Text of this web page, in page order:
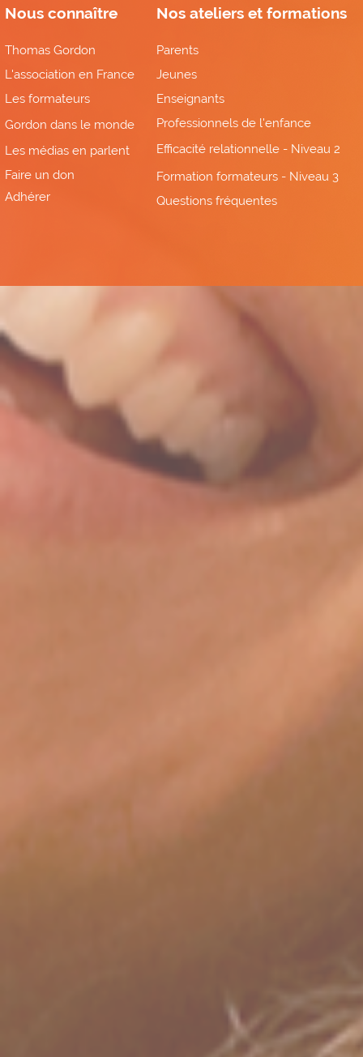
Nos ateliers et formations
Parents
Jeunes
Enseignants
Professionnels de l'enfance
Efficacité relationnelle - Niveau 2
Formation formateurs - Niveau 3
Questions fréquentes
Nous connaître
Thomas Gordon
L'association en France
Les formateurs
Gordon dans le monde
Les médias en parlent
Adhérer
Faire un don